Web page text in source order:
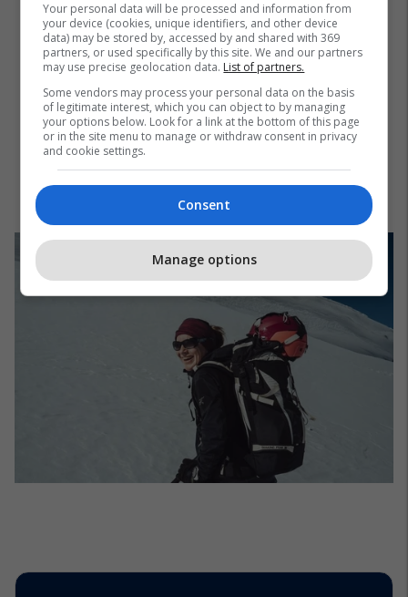
Your personal data will be processed and information from
your device (cookies, unique identifiers, and other device
data) may be stored by, accessed by and shared with 369
partners, or used specifically by this site. We and our partners
may use precise geolocation data. List of partners.
Some vendors may process your personal data on the basis
of legitimate interest, which you can object to by managing
your options below. Look for a link at the bottom of this page
or in the site menu to manage or withdraw consent in privacy
and cookie settings.
Consent
Manage options